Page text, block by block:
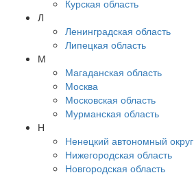
Курская область
Л
Ленинградская область
Липецкая область
М
Магаданская область
Москва
Московская область
Мурманская область
Н
Ненецкий автономный округ
Нижегородская область
Новгородская область